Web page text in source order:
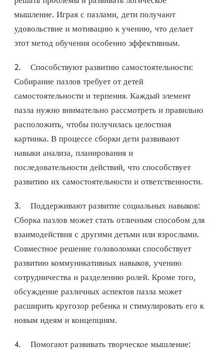
мышление. Играя с пазлами, дети получают
удовольствие и мотивацию к учению, что делает
этот метод обучения особенно эффективным.
2. Способствуют развитию самостоятельности:
Собирание пазлов требует от детей
самостоятельности и терпения. Каждый элемент
пазла нужно внимательно рассмотреть и правильно
расположить, чтобы получилась целостная
картинка. В процессе сборки дети развивают
навыки анализа, планирования и
последовательности действий, что способствует
развитию их самостоятельности и ответственности.
3. Поддерживают развитие социальных навыков:
Сборка пазлов может стать отличным способом для
взаимодействия с другими детьми или взрослыми.
Совместное решение головоломки способствует
развитию коммуникативных навыков, учению
сотрудничества и разделению ролей. Кроме того,
обсуждение различных аспектов пазла может
расширить кругозор ребенка и стимулировать его к
новым идеям и концепциям.
4. Помогают развивать творческое мышление: